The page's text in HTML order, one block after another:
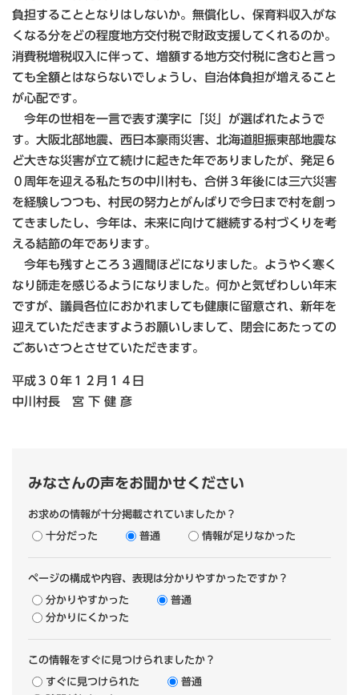
負担することとなりはしないか。無償化し、保育料収入がな
くなる分をどの程度地方交付税で財政支援してくれるのか。
消費税増税収入に伴って、増額する地方交付税に含むと言っ
ても全額とはならないでしょうし、自治体負担が増えること
が心配です。
今年の世相を一言で表す漢字に「災」が選ばれたようで
す。大阪北部地震、西日本豪雨災害、北海道胆振東部地震な
ど大きな災害が立て続けに起きた年でありましたが、発足６
０周年を迎える私たちの中川村も、合併３年後には三六災害
を経験しつつも、村民の努力とがんばりで今日まで村を創っ
てきましたし、今年は、未来に向けて継続する村づくりを考
える結節の年であります。
今年も残すところ３週間ほどになりました。ようやく寒く
なり師走を感じるようになりました。何かと気ぜわしい年末
ですが、議員各位におかれましても健康に留意され、新年を
迎えていただきますようお願いしまして、閉会にあたっての
ごあいさつとさせていただきます。
平成３０年１２月１４日
中川村長 宮 下 健 彦
みなさんの声をお聞かせください
お求めの情報が十分掲載されていましたか？
十分だった 普通 情報が足りなかった
ページの構成や内容、表現は分かりやすかったですか？
分かりやすかった
普通
分かりにくかった
この情報をすぐに見つけられましたか？
すぐに見つけられた
普通